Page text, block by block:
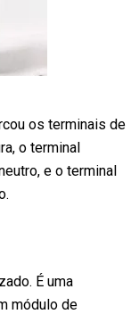
os terminais de
o terminal
e o terminal
É uma
módulo de